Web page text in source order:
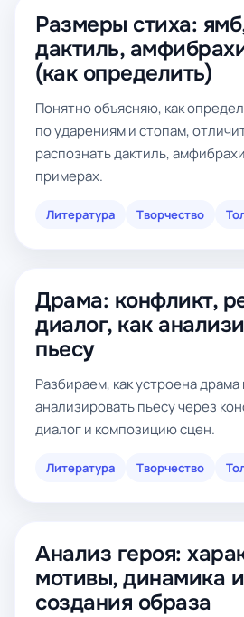
Размеры стиха:
дактиль,
(как определить)
Понятно объясняю, как
по ударениям и стопам,
распознать дактиль,
примерах.
Литература Творчество
Драма: конфликт,
диалог, как
пьесу
Разбираем, как устроена драма
анализировать пьесу через
диалог и композицию сцен.
Литература Творчество
Анализ героя:
мотивы, динамика
создания образа